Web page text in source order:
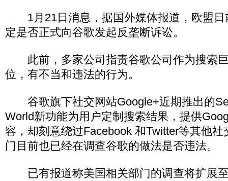
1月21日消息，据国外媒体报道，欧盟日
定是否正式向谷歌发起反垄断诉讼。
此前，多家公司指责谷歌公司作为搜索
位，有不当和违法的行为。
谷歌旗下社交网站Google+近期推出的
World新功能为用户定制搜索结果，提供
容，却刻意绕过Facebook 和Twitter等其他
门目前也已经在调查谷歌的做法是否违法。
已有报道称美国相关部门的调查将扩展